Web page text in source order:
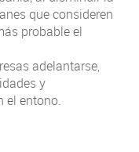
que consideren
probable el
adelantarse,
y
el entono.